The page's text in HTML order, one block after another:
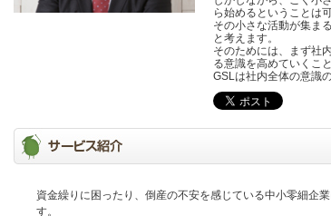
ら始めるということは
その小さな活動が集ま
と考えます。
そのためには、まず社
る意識を高めていくこ
GSLは社内全体の意識
資金繰りに困ったり、倒産の不安を感じている中小零細企
す。